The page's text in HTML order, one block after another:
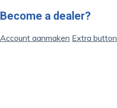
Become a dealer?
Account aanmaken Extra button